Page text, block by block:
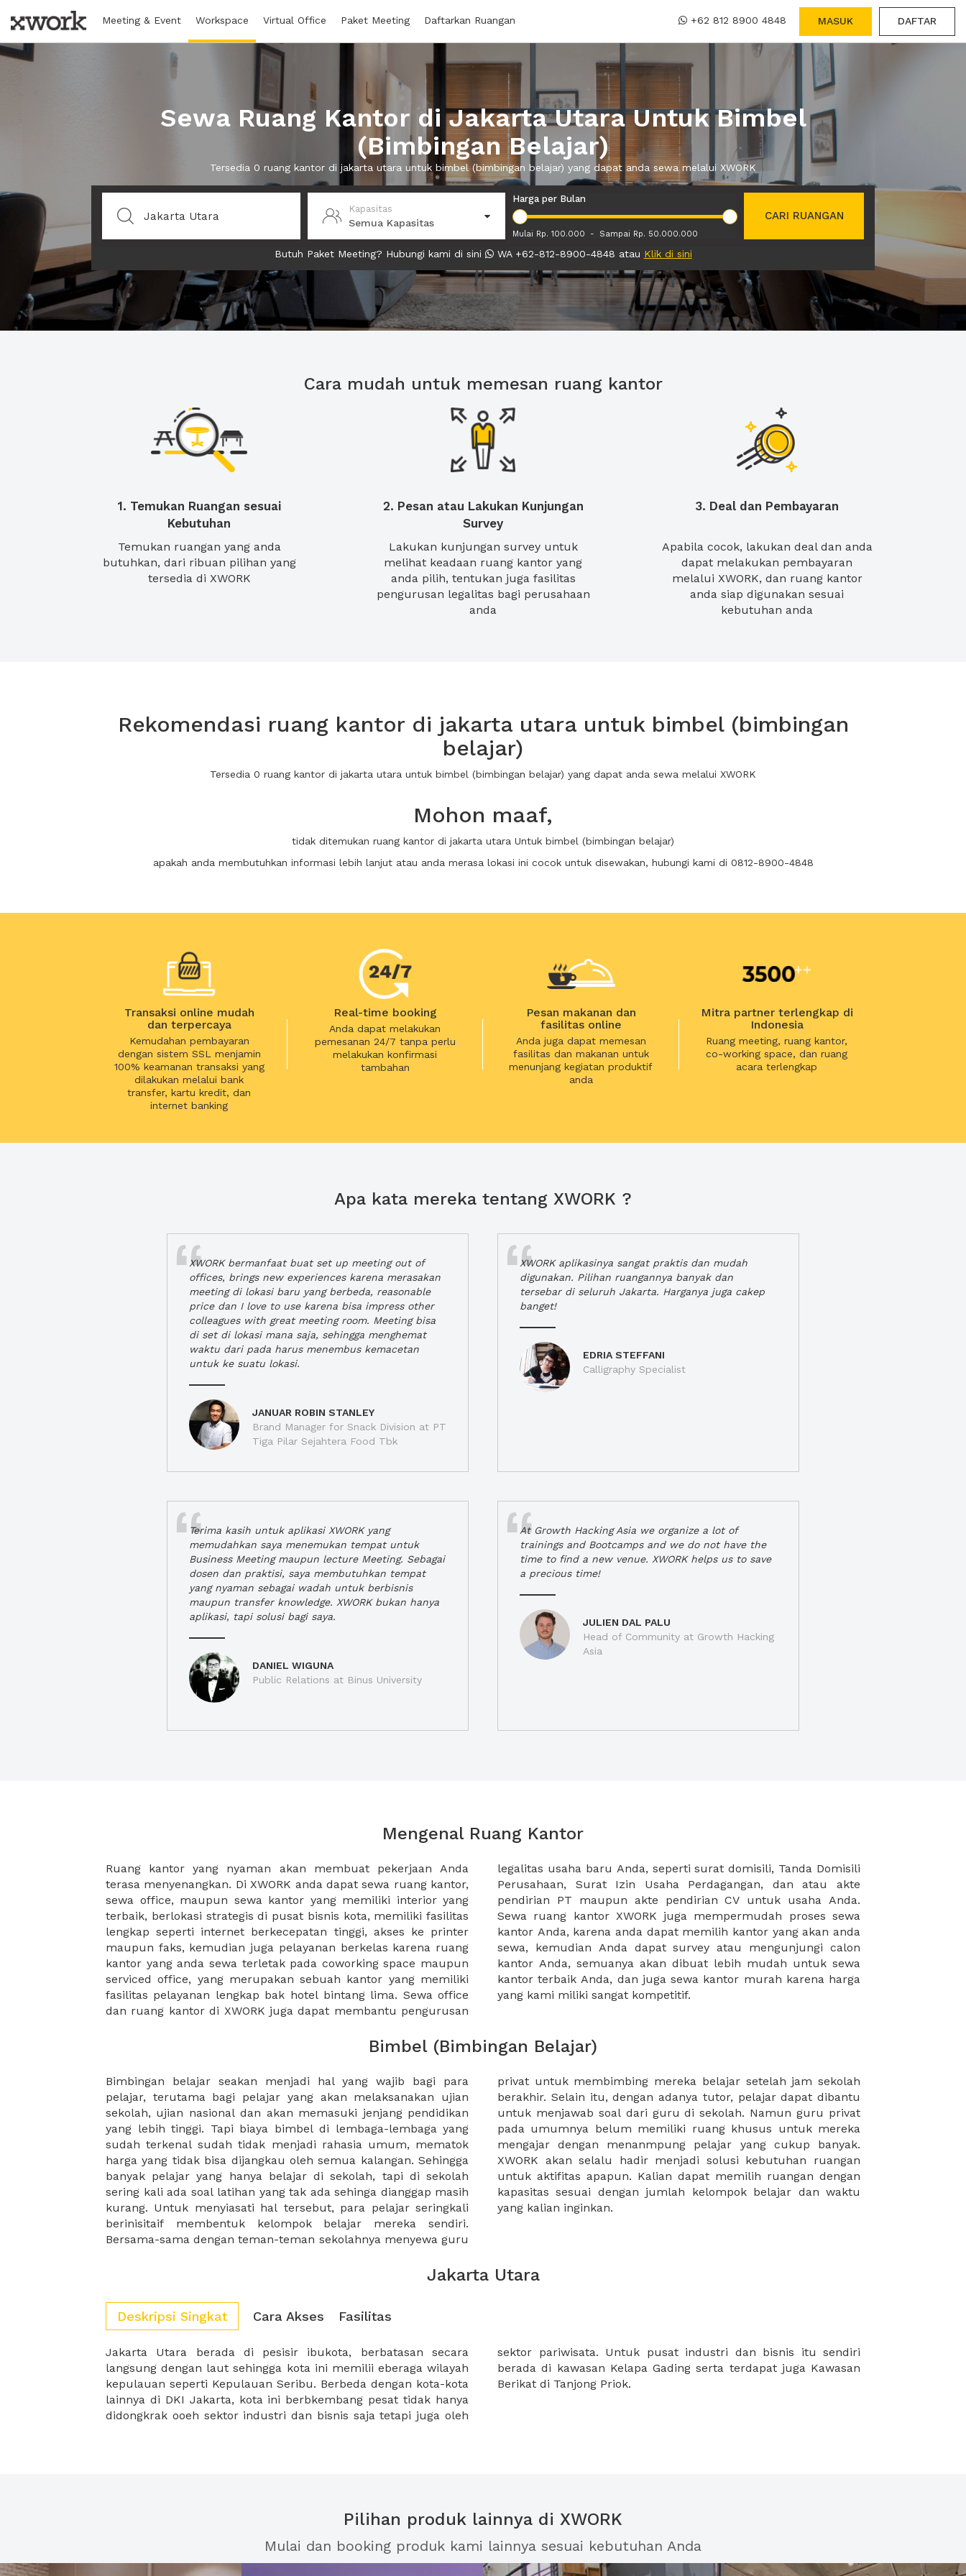
Meeting & Event Workspace Virtual Office Paket Meeting Daftarkan Ruangan +62 812 8900 4848 MASUK DAFTAR
Sewa Ruang Kantor di Jakarta Utara Untuk Bimbel
(Bimbingan Belajar)
Tersedia 0 ruang kantor di jakarta utara untuk bimbel (bimbingan belajar) yang dapat anda sewa melalui XWORK
Kapasitas
Semua Kapasitas
Harga per Bulan
Mulai Rp. 100.000 - Sampai Rp. 50.000.000
CARI RUANGAN
Butuh Paket Meeting? Hubungi kami di sini WA +62-812-8900-4848 atau Klik di sini
Cara mudah untuk memesan ruang kantor
1. Temukan Ruangan sesuai
Kebutuhan
Temukan ruangan yang anda
butuhkan, dari ribuan pilihan yang
tersedia di XWORK
2. Pesan atau Lakukan Kunjungan
Survey
Lakukan kunjungan survey untuk
melihat keadaan ruang kantor yang
anda pilih, tentukan juga fasilitas
pengurusan legalitas bagi perusahaan
anda
3. Deal dan Pembayaran
Apabila cocok, lakukan deal dan anda
dapat melakukan pembayaran
melalui XWORK, dan ruang kantor
anda siap digunakan sesuai
kebutuhan anda
Rekomendasi ruang kantor di jakarta utara untuk bimbel (bimbingan
belajar)
Tersedia 0 ruang kantor di jakarta utara untuk bimbel (bimbingan belajar) yang dapat anda sewa melalui XWORK
Mohon maaf,
tidak ditemukan ruang kantor di jakarta utara Untuk bimbel (bimbingan belajar)
apakah anda membutuhkan informasi lebih lanjut atau anda merasa lokasi ini cocok untuk disewakan, hubungi kami di 0812-8900-4848
Transaksi online mudah
dan terpercaya
Kemudahan pembayaran
dengan sistem SSL menjamin
100% keamanan transaksi yang
dilakukan melalui bank
transfer, kartu kredit, dan
internet banking
Real-time booking
Anda dapat melakukan
pemesanan 24/7 tanpa perlu
melakukan konfirmasi
tambahan
Pesan makanan dan
fasilitas online
Anda juga dapat memesan
fasilitas dan makanan untuk
menunjang kegiatan produktif
anda
Mitra partner terlengkap di
Indonesia
Ruang meeting, ruang kantor,
co-working space, dan ruang
acara terlengkap
Apa kata mereka tentang XWORK ?
XWORK bermanfaat buat set up meeting out of
offices, brings new experiences karena merasakan
meeting di lokasi baru yang berbeda, reasonable
price dan I love to use karena bisa impress other
colleagues with great meeting room. Meeting bisa
di set di lokasi mana saja, sehingga menghemat
waktu dari pada harus menembus kemacetan
untuk ke suatu lokasi.
JANUAR ROBIN STANLEY
Brand Manager for Snack Division at PT
Tiga Pilar Sejahtera Food Tbk
XWORK aplikasinya sangat praktis dan mudah
digunakan. Pilihan ruangannya banyak dan
tersebar di seluruh Jakarta. Harganya juga cakep
banget!
EDRIA STEFFANI
Calligraphy Specialist
Terima kasih untuk aplikasi XWORK yang
memudahkan saya menemukan tempat untuk
Business Meeting maupun lecture Meeting. Sebagai
dosen dan praktisi, saya membutuhkan tempat
yang nyaman sebagai wadah untuk berbisnis
maupun transfer knowledge. XWORK bukan hanya
aplikasi, tapi solusi bagi saya.
DANIEL WIGUNA
Public Relations at Binus University
At Growth Hacking Asia we organize a lot of
trainings and Bootcamps and we do not have the
time to find a new venue. XWORK helps us to save
a precious time!
JULIEN DAL PALU
Head of Community at Growth Hacking
Asia
Mengenal Ruang Kantor
Ruang kantor yang nyaman akan membuat pekerjaan Anda
terasa menyenangkan. Di XWORK anda dapat sewa ruang kantor,
sewa office, maupun sewa kantor yang memiliki interior yang
terbaik, berlokasi strategis di pusat bisnis kota, memiliki fasilitas
lengkap seperti internet berkecepatan tinggi, akses ke printer
maupun faks, kemudian juga pelayanan berkelas karena ruang
kantor yang anda sewa terletak pada coworking space maupun
serviced office, yang merupakan sebuah kantor yang memiliki
fasilitas pelayanan lengkap bak hotel bintang lima. Sewa office
dan ruang kantor di XWORK juga dapat membantu pengurusan
legalitas usaha baru Anda, seperti surat domisili, Tanda Domisili
Perusahaan, Surat Izin Usaha Perdagangan, dan atau akte
pendirian PT maupun akte pendirian CV untuk usaha Anda.
Sewa ruang kantor XWORK juga mempermudah proses sewa
kantor Anda, karena anda dapat memilih kantor yang akan anda
sewa, kemudian Anda dapat survey atau mengunjungi calon
kantor Anda, semuanya akan dibuat lebih mudah untuk sewa
kantor terbaik Anda, dan juga sewa kantor murah karena harga
yang kami miliki sangat kompetitif.
Bimbel (Bimbingan Belajar)
Bimbingan belajar seakan menjadi hal yang wajib bagi para
pelajar, terutama bagi pelajar yang akan melaksanakan ujian
sekolah, ujian nasional dan akan memasuki jenjang pendidikan
yang lebih tinggi. Tapi biaya bimbel di lembaga-lembaga yang
sudah terkenal sudah tidak menjadi rahasia umum, mematok
harga yang tidak bisa dijangkau oleh semua kalangan. Sehingga
banyak pelajar yang hanya belajar di sekolah, tapi di sekolah
sering kali ada soal latihan yang tak ada sehinga dianggap masih
kurang. Untuk menyiasati hal tersebut, para pelajar seringkali
berinisitaif membentuk kelompok belajar mereka sendiri.
Bersama-sama dengan teman-teman sekolahnya menyewa guru
privat untuk membimbing mereka belajar setelah jam sekolah
berakhir. Selain itu, dengan adanya tutor, pelajar dapat dibantu
untuk menjawab soal dari guru di sekolah. Namun guru privat
pada umumnya belum memiliki ruang khusus untuk mereka
mengajar dengan menanmpung pelajar yang cukup banyak.
XWORK akan selalu hadir menjadi solusi kebutuhan ruangan
untuk aktifitas apapun. Kalian dapat memilih ruangan dengan
kapasitas sesuai dengan jumlah kelompok belajar dan waktu
yang kalian inginkan.
Jakarta Utara
Deskripsi Singkat Cara Akses Fasilitas
Jakarta Utara berada di pesisir ibukota, berbatasan secara
langsung dengan laut sehingga kota ini memilii eberaga wilayah
kepulauan seperti Kepulauan Seribu. Berbeda dengan kota-kota
lainnya di DKI Jakarta, kota ini berbkembang pesat tidak hanya
didongkrak ooeh sektor industri dan bisnis saja tetapi juga oleh
sektor pariwisata. Untuk pusat industri dan bisnis itu sendiri
berada di kawasan Kelapa Gading serta terdapat juga Kawasan
Berikat di Tanjong Priok.
Pilihan produk lainnya di XWORK
Mulai dan booking produk kami lainnya sesuai kebutuhan Anda